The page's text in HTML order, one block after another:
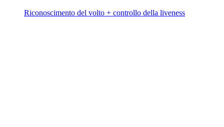
Riconoscimento del volto + controllo della liveness